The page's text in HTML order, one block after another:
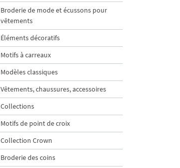
Broderie de mode et écussons pour
vêtements
Éléments décoratifs
Motifs à carreaux
Modèles classiques
Vêtements, chaussures, accessoires
Collections
Motifs de point de croix
Collection Crown
Broderie des coins